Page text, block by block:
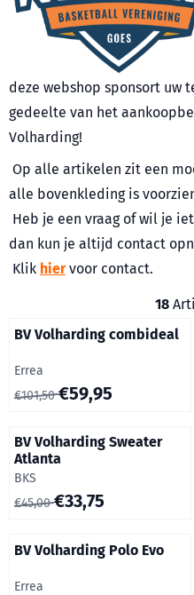
deze webshop sponsort uw
gedeelte van het
Volharding!
Op alle artikelen zit een
alle bovenkleding is
Heb je een vraag of wil je
dan kun je altijd contact
Klik hiervoor contact.
18
BV Volharding combideal
Merk:
Errea
Van 101,50 voor 59,95
€101,50€59,95
BV Volharding Sweater
Atlanta
Merk:
BKS
Van 45,00 voor 33,75
€45,00€33,75
BV Volharding Polo Evo
Merk:
Errea